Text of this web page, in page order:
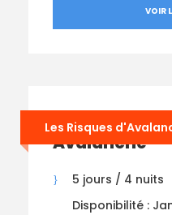
VOIR
Les Risques
Stage
Avalanche
5 jours / 4 nuits
Disponibilité :